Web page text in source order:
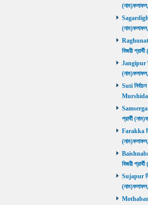
Sagardighi
বিজয়ী
Jangipur
Suti
প্রার্থী
Farakka
বিজয়ী
Sujapur
Mothabari